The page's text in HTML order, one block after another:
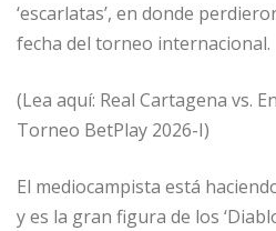
‘escarlatas’, en donde
fecha del torneo internacional.
(Lea aquí: Real Cartagena vs.
Torneo BetPlay 2026-I)
El mediocampista está
y es la gran figura de los